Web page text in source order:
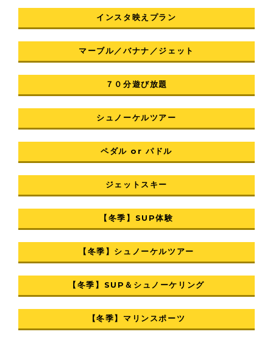
インスタ映えプラン
マーブル／バナナ／ジェット
７０分遊び放題
シュノーケルツアー
ペダル or パドル
ジェットスキー
【冬季】SUP体験
【冬季】シュノーケルツアー
【冬季】SUP＆シュノーケリング
【冬季】マリンスポーツ